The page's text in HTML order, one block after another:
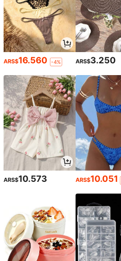
ARS$16.560 -4% ARS$3.250
ARS$10.573 ARS$10.051